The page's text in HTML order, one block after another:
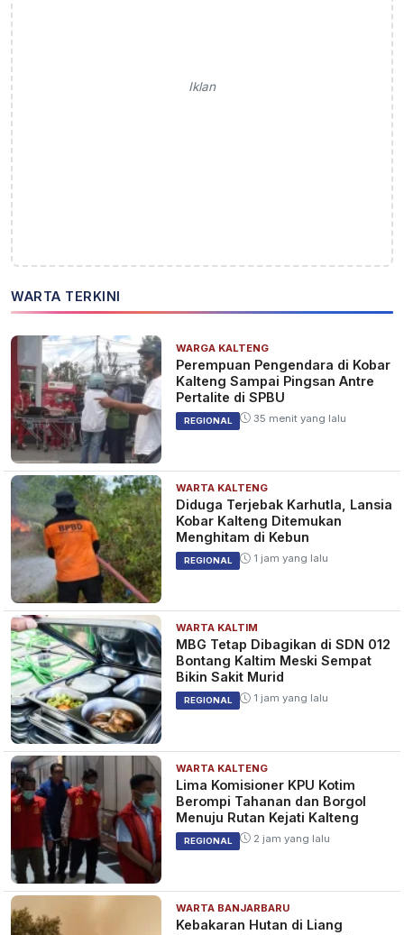
Iklan
WARTA TERKINI
WARGA KALTENG
Perempuan Pengendara di Kobar
Kalteng Sampai Pingsan Antre
Pertalite di SPBU
REGIONAL 35 menit yang lalu
WARTA KALTENG
Diduga Terjebak Karhutla, Lansia
Kobar Kalteng Ditemukan
Menghitam di Kebun
REGIONAL 1 jam yang lalu
WARTA KALTIM
MBG Tetap Dibagikan di SDN 012
Bontang Kaltim Meski Sempat
Bikin Sakit Murid
REGIONAL 1 jam yang lalu
WARTA KALTENG
Lima Komisioner KPU Kotim
Berompi Tahanan dan Borgol
Menuju Rutan Kejati Kalteng
REGIONAL 2 jam yang lalu
WARTA BANJARBARU
Kebakaran Hutan di Liang